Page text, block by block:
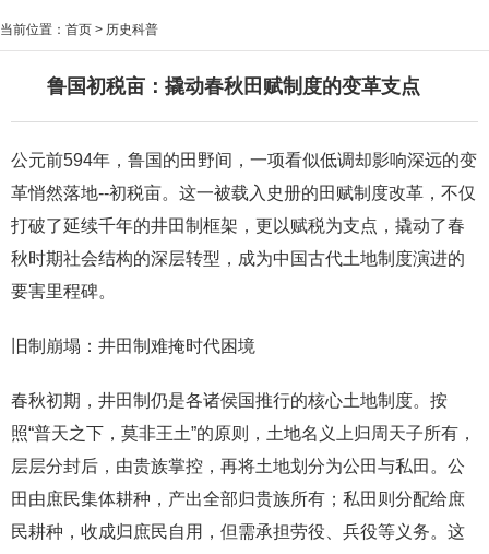
当前位置： 首页 > 历史科普
鲁国初税亩：撬动春秋田赋制度的变革支点
公元前594年，鲁国的田野间，一项看似低调却影响深远的变
革悄然落地--初税亩。这一被载入史册的田赋制度改革，不仅
打破了延续千年的井田制框架，更以赋税为支点，撬动了春
秋时期社会结构的深层转型，成为中国古代土地制度演进的
要害里程碑。
旧制崩塌：井田制难掩时代困境
春秋初期，井田制仍是各诸侯国推行的核心土地制度。按
照“普天之下，莫非王土”的原则，土地名义上归周天子所有，
层层分封后，由贵族掌控，再将土地划分为公田与私田。公
田由庶民集体耕种，产出全部归贵族所有；私田则分配给庶
民耕种，收成归庶民自用，但需承担劳役、兵役等义务。这